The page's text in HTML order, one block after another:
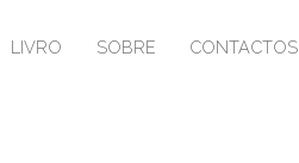
LIVRO SOBRE CONTACTOS